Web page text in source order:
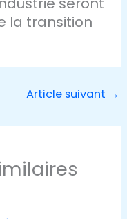
la transition
Article suivant →